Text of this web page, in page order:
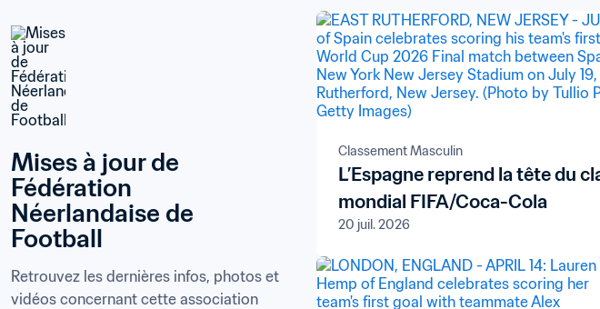
Mises à jour de
Fédération
Néerlandaise de
Football
Retrouvez les dernières infos, photos et
vidéos concernant cette association
Classement Masculin
L’Espagne reprend la tête du
mondial FIFA/Coca-Cola
20 juil. 2026